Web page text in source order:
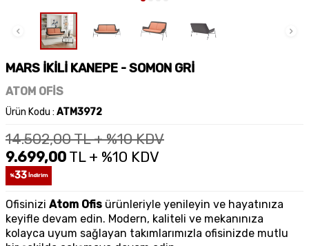
MARS İKİLİ KANEPE - SOMON GRİ
ATOM OFİS
Ürün Kodu : ATM3972
14.502,00TL + %10 KDV
9.699,00 TL + %10 KDV
%33 İndirim
Ofisinizi Atom Ofis ürünleriyle yenileyin ve hayatınıza
keyifle devam edin. Modern, kaliteli ve mekanınıza
kolayca uyum sağlayan takımlarımızla ofisinizde mutlu